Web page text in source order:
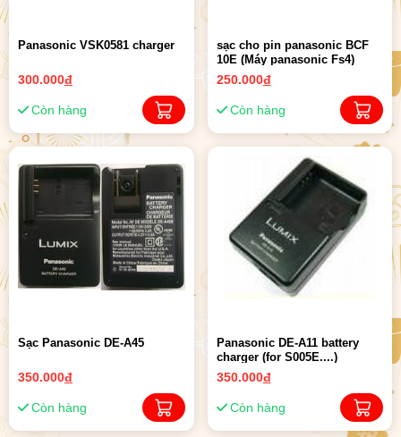
Panasonic VSK0581 charger
300.000đ
Còn hàng
sạc cho pin panasonic BCF
10E (Máy panasonic Fs4)
250.000đ
Còn hàng
Sạc Panasonic DE-A45
350.000đ
Còn hàng
Panasonic DE-A11 battery
charger (for S005E....)
350.000đ
Còn hàng